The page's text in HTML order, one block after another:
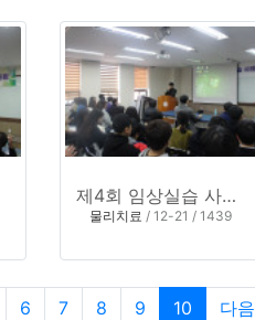
제4회 임상실습 사례 발표회
물리치료 / 12-21 / 1439
6 7 8 9 10 다음